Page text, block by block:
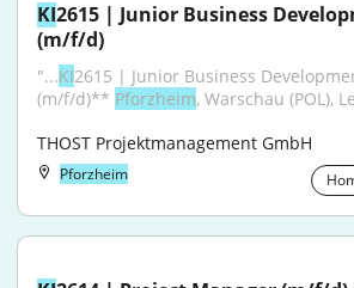
KI2615 | Junior Business
(m/f/d)
"...KI2615 | Junior Business
(m/f/d)** Pforzheim, Warschau (POL),
THOST Projektmanagement GmbH
Pforzheim